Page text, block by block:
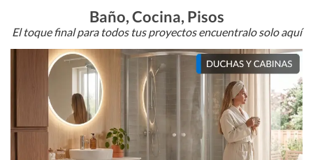
Baño, Cocina, Pisos
El toque final para todos tus proyectos encuentralo solo aquí